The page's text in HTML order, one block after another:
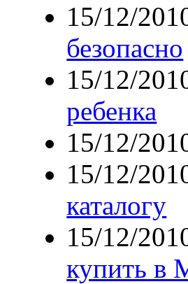
15/12/
безопасно
15/12/
ребенка
15/12/
15/12/
каталогу
15/12/
купить в